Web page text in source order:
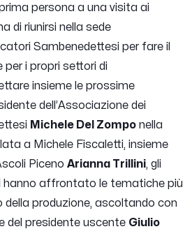
persona a una visita ai
di riunirsi nella sede
Sambenedettesi per fare il
i propri settori di
insieme le prossime
dell’Associazione dei
Michele Del Zompo nella
a Michele Fiscaletti, insieme
Piceno Arianna Trillini, gli
hanno affrontato le tematiche più
produzione, ascoltando con
del presidente uscente Giulio